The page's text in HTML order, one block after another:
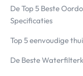
De Top 5 Beste
Specificaties
Top 5 eenvoudige
De Beste